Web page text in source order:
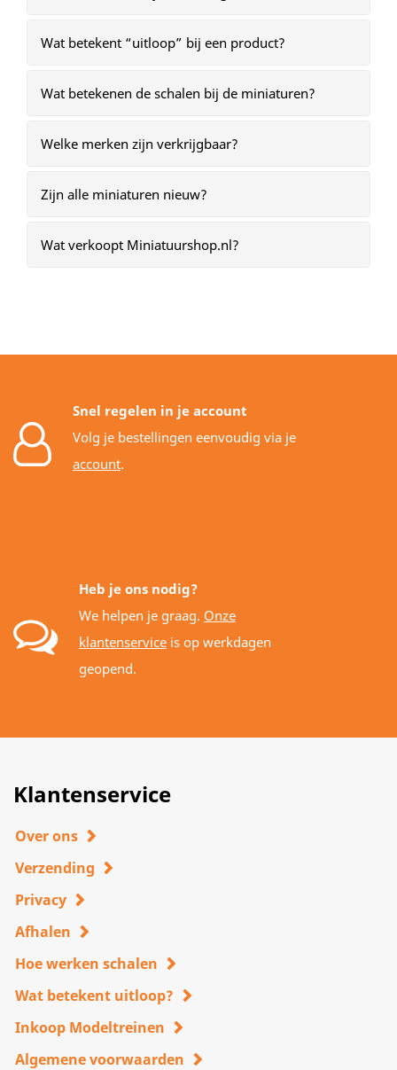
Wat betekent “uitloop” bij een product?
Wat betekenen de schalen bij de miniaturen?
Welke merken zijn verkrijgbaar?
Zijn alle miniaturen nieuw?
Wat verkoopt Miniatuurshop.nl?
Snel regelen in je account
Volg je bestellingen eenvoudig via je
account.
Heb je ons nodig?
We helpen je graag. Onze
klantenservice is op werkdagen
geopend.
Klantenservice
Over ons
Verzending
Privacy
Afhalen
Hoe werken schalen
Wat betekent uitloop?
Inkoop Modeltreinen
Algemene voorwaarden